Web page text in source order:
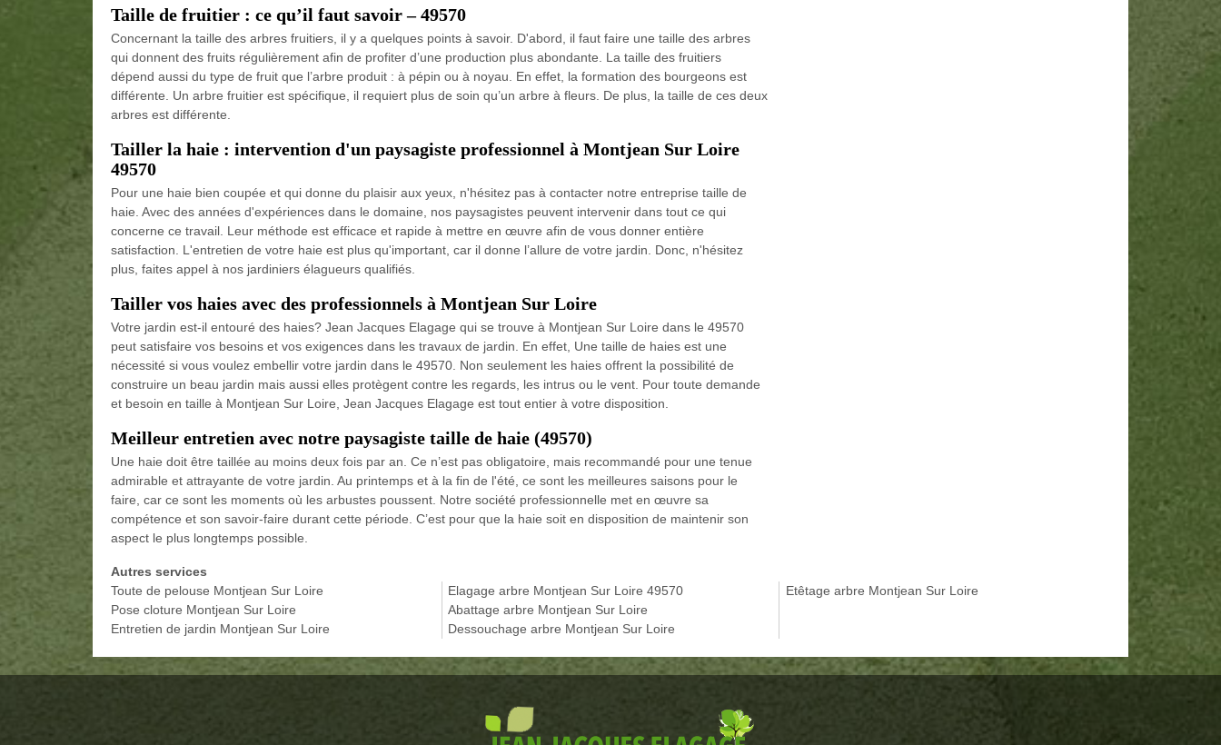
Taille de fruitier : ce qu’il faut savoir – 49570
Concernant la taille des arbres fruitiers, il y a quelques points à savoir. D'abord, il faut faire une taille des arbres
qui donnent des fruits régulièrement afin de profiter d’une production plus abondante. La taille des fruitiers
dépend aussi du type de fruit que l’arbre produit : à pépin ou à noyau. En effet, la formation des bourgeons est
différente. Un arbre fruitier est spécifique, il requiert plus de soin qu’un arbre à fleurs. De plus, la taille de ces deux
arbres est différente.
Tailler la haie : intervention d'un paysagiste professionnel à Montjean Sur Loire
49570
Pour une haie bien coupée et qui donne du plaisir aux yeux, n'hésitez pas à contacter notre entreprise taille de
haie. Avec des années d'expériences dans le domaine, nos paysagistes peuvent intervenir dans tout ce qui
concerne ce travail. Leur méthode est efficace et rapide à mettre en œuvre afin de vous donner entière
satisfaction. L'entretien de votre haie est plus qu'important, car il donne l’allure de votre jardin. Donc, n'hésitez
plus, faites appel à nos jardiniers élagueurs qualifiés.
Tailler vos haies avec des professionnels à Montjean Sur Loire
Votre jardin est-il entouré des haies? Jean Jacques Elagage qui se trouve à Montjean Sur Loire dans le 49570
peut satisfaire vos besoins et vos exigences dans les travaux de jardin. En effet, Une taille de haies est une
nécessité si vous voulez embellir votre jardin dans le 49570. Non seulement les haies offrent la possibilité de
construire un beau jardin mais aussi elles protègent contre les regards, les intrus ou le vent. Pour toute demande
et besoin en taille à Montjean Sur Loire, Jean Jacques Elagage est tout entier à votre disposition.
Meilleur entretien avec notre paysagiste taille de haie (49570)
Une haie doit être taillée au moins deux fois par an. Ce n’est pas obligatoire, mais recommandé pour une tenue
admirable et attrayante de votre jardin. Au printemps et à la fin de l'été, ce sont les meilleures saisons pour le
faire, car ce sont les moments où les arbustes poussent. Notre société professionnelle met en œuvre sa
compétence et son savoir-faire durant cette période. C’est pour que la haie soit en disposition de maintenir son
aspect le plus longtemps possible.
Autres services
Toute de pelouse Montjean Sur Loire
Pose cloture Montjean Sur Loire
Entretien de jardin Montjean Sur Loire
Elagage arbre Montjean Sur Loire 49570
Abattage arbre Montjean Sur Loire
Dessouchage arbre Montjean Sur Loire
Etêtage arbre Montjean Sur Loire